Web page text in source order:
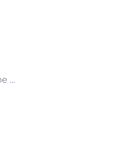
Les différentes étapes de la chaîne de livraison pour les livreurs à Paris